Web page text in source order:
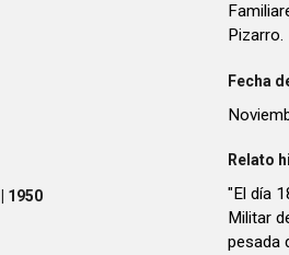
1950
Pizarro.
Fecha
Relato
"El día
Militar
pesada